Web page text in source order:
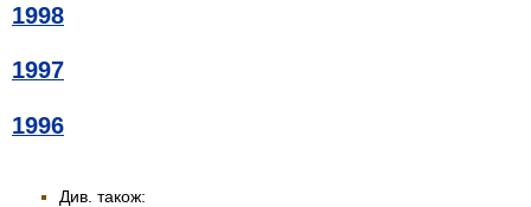
1998
1997
1996
Див. також: